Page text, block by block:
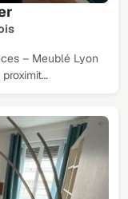
– Meublé Lyon